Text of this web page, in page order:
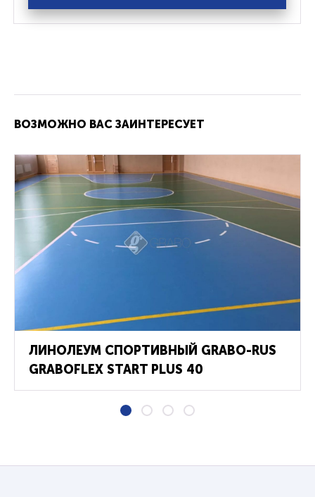
ВОЗМОЖНО ВАС ЗАИНТЕРЕСУЕТ
Распродажа
ЛИНОЛЕУМ СПОРТИВНЫЙ GRABO-RUS
GRABOFLEX START PLUS 40